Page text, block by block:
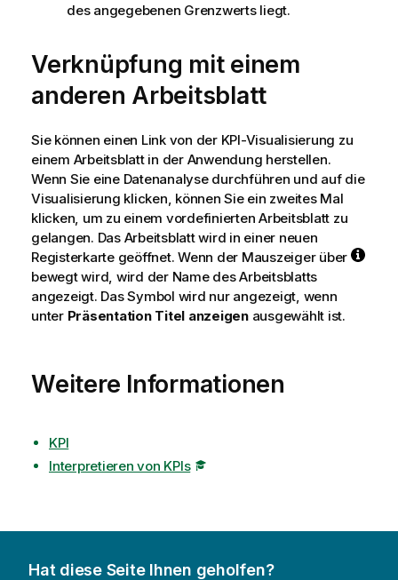
des angegebenen Grenzwerts liegt.
Verknüpfung mit einem
anderen Arbeitsblatt
Sie können einen Link von der KPI-Visualisierung zu
einem Arbeitsblatt in der Anwendung herstellen.
Wenn Sie eine Datenanalyse durchführen und auf die
Visualisierung klicken, können Sie ein zweites Mal
klicken, um zu einem vordefinierten Arbeitsblatt zu
gelangen. Das Arbeitsblatt wird in einer neuen
Registerkarte geöffnet. Wenn der Mauszeiger über
bewegt wird, wird der Name des Arbeitsblatts
angezeigt. Das Symbol wird nur angezeigt, wenn
unter Präsentation Titel anzeigenausgewählt ist.
Weitere Informationen
KPI
Interpretieren von KPIs
Hat diese Seite Ihnen geholfen?